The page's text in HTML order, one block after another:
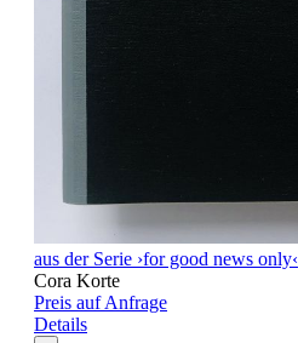
aus der Serie ›for good news only‹
Cora Korte
Preis auf Anfrage
Details